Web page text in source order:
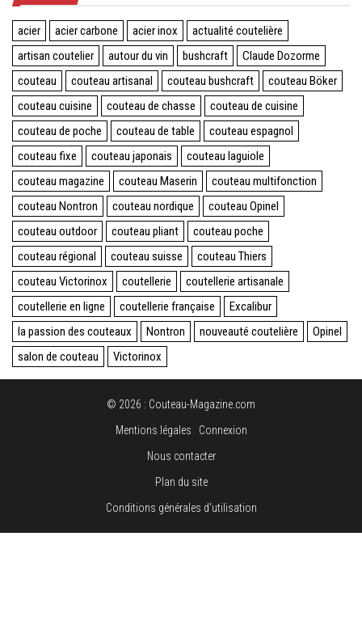
acier acier carbone acier inox
actualité coutelière
artisan coutelier
autour du vin bushcraft
Claude Dozorme
couteau
couteau artisanal couteau bushcraft
couteau Böker
couteau cuisine
couteau de chasse
couteau de cuisine
couteau de poche
couteau de table
couteau espagnol
couteau fixe
couteau japonais
couteau laguiole
couteau magazine
couteau Maserin
couteau multifonction
couteau Nontron
couteau nordique
couteau Opinel
couteau outdoor
couteau pliant
couteau poche
couteau régional
couteau suisse
couteau Thiers
couteau Victorinox
coutellerie
coutellerie artisanale
coutellerie en ligne
coutellerie française
Excalibur
la passion des couteaux
Nontron nouveauté coutelière
Opinel
salon de couteau
Victorinox
© 2026 : Couteau-Magazine.com
Mentions légales
Connexion
Nous contacter
Plan du site
Conditions générales d'utilisation